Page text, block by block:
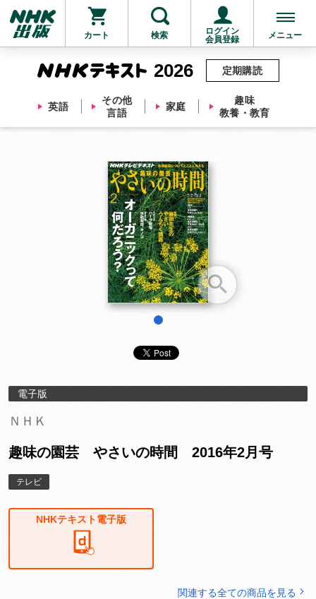
カート 検索
ログイン
会員登録
メニュー
2026
英語
その他
言語
家庭
趣味
教養・教育
定期購読
他にも商品を買う
電子版
ＮＨＫ
趣味の園芸 やさいの時間 2016年2月号
テレビ
NHKテキスト電子版
関連する全ての商品を見る